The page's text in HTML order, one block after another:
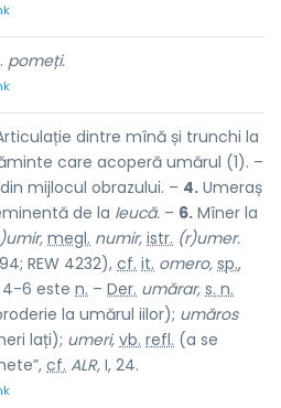
pomeți.
dintre mînă și trunchi la
care acoperă umărul (1). –
mijlocul obrazului. – 4. Umeraș
de la leucă. – 6. Mîner la
megl. numir, istr. (r)umer.
REW 4232), cf. it. omero, sp.,
4-6 este n. – Der. umărar, s. n.
la umărul iilor); umăros
lați); umeri, vb. refl. (a se
cf. ALR, I, 24.